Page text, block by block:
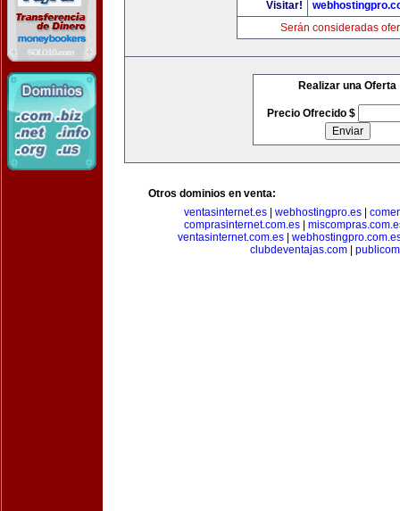
Visitar!
Serán consideradas
Realizar una Oferta
Precio Ofrecido $
Otros dominios en venta:
ventasinternet.es
webhostingpro.es
comprasinternet.com.es|
ventasinternet.com.es|
clubdeventajas.com